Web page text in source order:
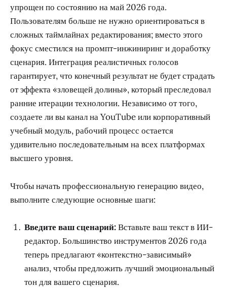
упрощен по состоянию на май 2026 года.
Пользователям больше не нужно ориентироваться в
сложных таймлайнах редактирования; вместо этого
фокус сместился на промпт-инжиниринг и доработку
сценария. Интеграция реалистичных голосов
гарантирует, что конечный результат не будет страдать
от эффекта «зловещей долины», который преследовал
ранние итерации технологии. Независимо от того,
создаете ли вы канал на YouTube или корпоративный
учебный модуль, рабочий процесс остается
удивительно последовательным на всех платформах
высшего уровня.
Чтобы начать профессиональную генерацию видео,
выполните следующие основные шаги:
Введите ваш сценарий:Вставьте ваш текст в ИИ-
редактор. Большинство инструментов 2026 года
теперь предлагают «контекстно-зависимый»
анализ, чтобы предложить лучший эмоциональный
тон для вашего сценария.